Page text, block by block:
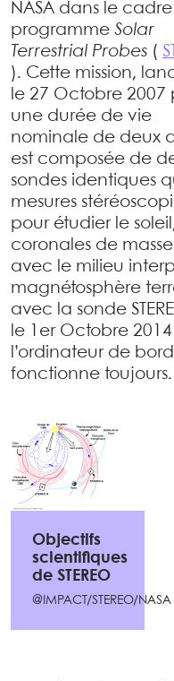
NASA dans le
programme Solar
Terrestrial Probes (
). Cette mission,
le 27 Octobre 2007
une durée de vie
nominale de deux
est composée de
sondes identiques
mesures
pour étudier le
coronales de
avec le milieu
magnétosphère
avec la sonde
le 1er Octobre
l’ordinateur de
fonctionne toujours.
Objectifs
scientifiques
de STEREO
@IMPACT/STEREO/NASA